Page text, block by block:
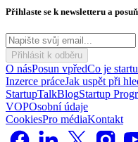
Přihlaste se k newsletteru a
Přihlásit k odběru
O násPosun vpředCo je
Inzerce práceJak uspět při
StartupTalkBlogStartup
VOPOsobní údaje
CookiesPro médiaKontakt